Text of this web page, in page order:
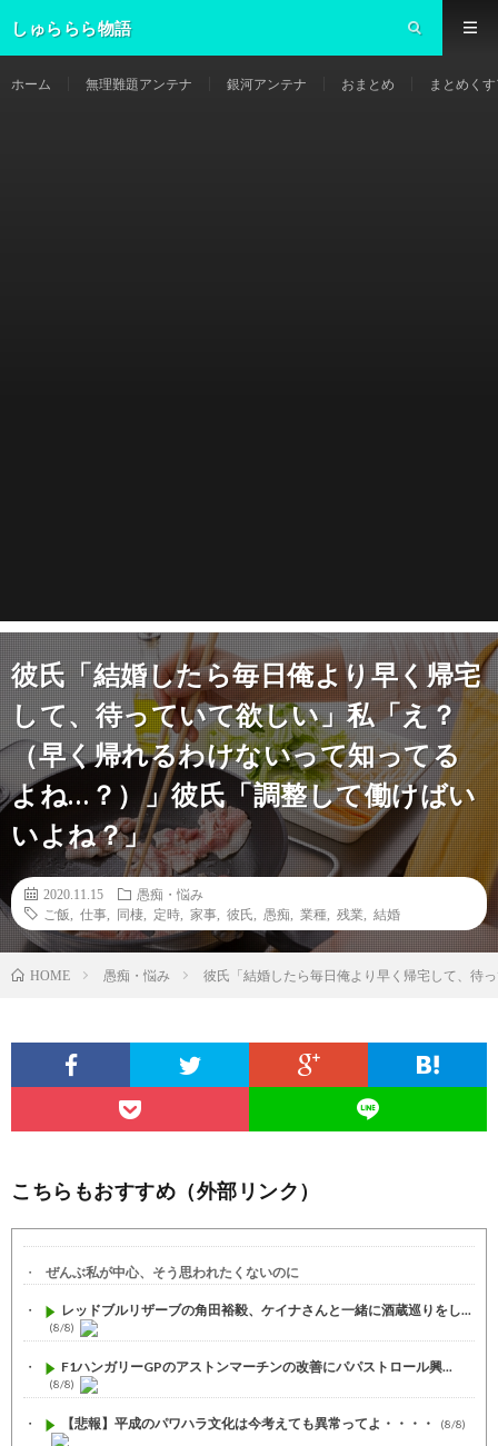
しゅららら物語
ホーム 無理難題アンテナ 銀河アンテナ おまとめ まとめく
彼氏「結婚したら毎日俺より早く帰宅
して、待っていて欲しい」私「え？
（早く帰れるわけないって知ってる
よね…？）」彼氏「調整して働けばい
いよね？」
2020.11.15
愚痴・悩み
ご飯
仕事 同棲 定時 家事 彼氏 愚痴 業種 残業 結婚
HOME 愚痴・悩み 彼氏「結婚したら毎日俺より早く帰宅して、待
こちらもおすすめ（外部リンク）
ぜんぶ私が中心、そう思われたくないのに
レッドブルリザーブの角田裕毅、ケイナさんと一緒に酒蔵巡りをし...
(8/8)
F1ハンガリーGPのアストンマーチンの改善にパパストロール興...
(8/8)
【悲報】平成のパワハラ文化は今考えても異常ってよ・・・・ (8/8)